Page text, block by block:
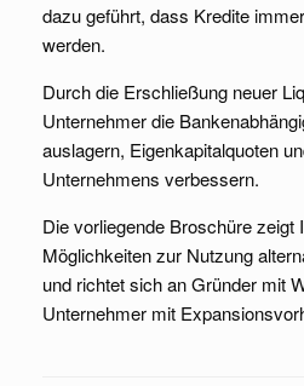
dazu geführt, dass Kredite
werden.
Durch die Erschließung neuer
Unternehmer die
auslagern, Eigenkapitalquoten
Unternehmens verbessern.
Die vorliegende Broschüre zeigt
Möglichkeiten zur Nutzung
und richtet sich an Gründer mit
Unternehmer mit